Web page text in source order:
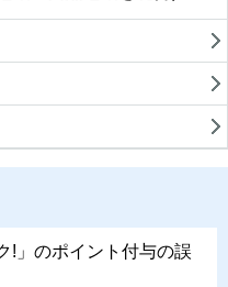
!」のポイント付与の誤